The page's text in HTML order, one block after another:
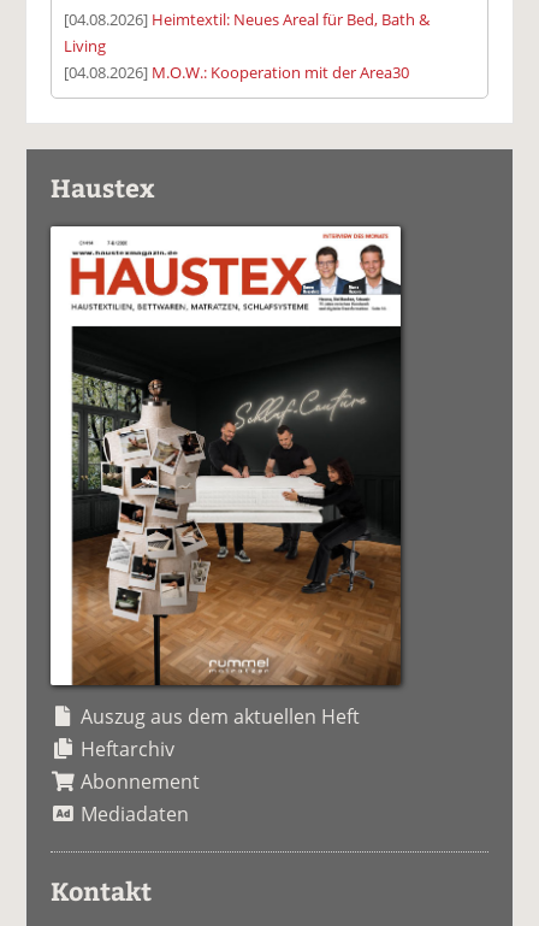
[04.08.2026] Heimtextil: Neues Areal für Bed, Bath &
Living
[04.08.2026] M.O.W.: Kooperation mit der Area30
Haustex
Auszug aus dem aktuellen Heft
Heftarchiv
Abonnement
Mediadaten
Kontakt